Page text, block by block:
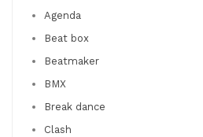
Agenda
Beat box
Beatmaker
BMX
Break dance
Clash